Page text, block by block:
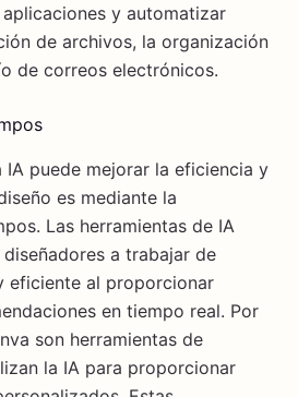
y automatizar
de archivos, la organización
de correos electrónicos.
IA puede mejorar la eficiencia y
es mediante la
Las herramientas de IA
a trabajar de
eficiente al proporcionar
en tiempo real. Por
son herramientas de
la IA para proporcionar